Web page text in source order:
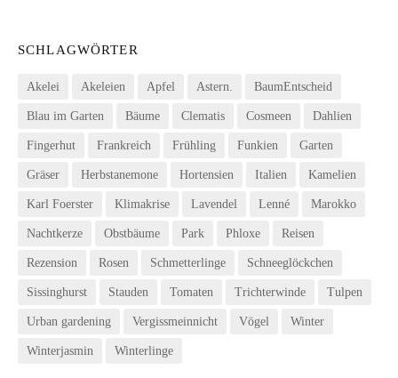
SCHLAGWÖRTER
Akelei Akeleien Apfel Astern. BaumEntscheid
Blau im Garten Bäume Clematis Cosmeen Dahlien
Fingerhut Frankreich Frühling Funkien Garten
Gräser Herbstanemone Hortensien Italien Kamelien
Karl Foerster Klimakrise Lavendel Lenné Marokko
Nachtkerze Obstbäume Park Phloxe Reisen
Rezension Rosen Schmetterlinge Schneeglöckchen
Sissinghurst Stauden Tomaten Trichterwinde Tulpen
Urban gardening Vergissmeinnicht Vögel Winter
Winterjasmin Winterlinge